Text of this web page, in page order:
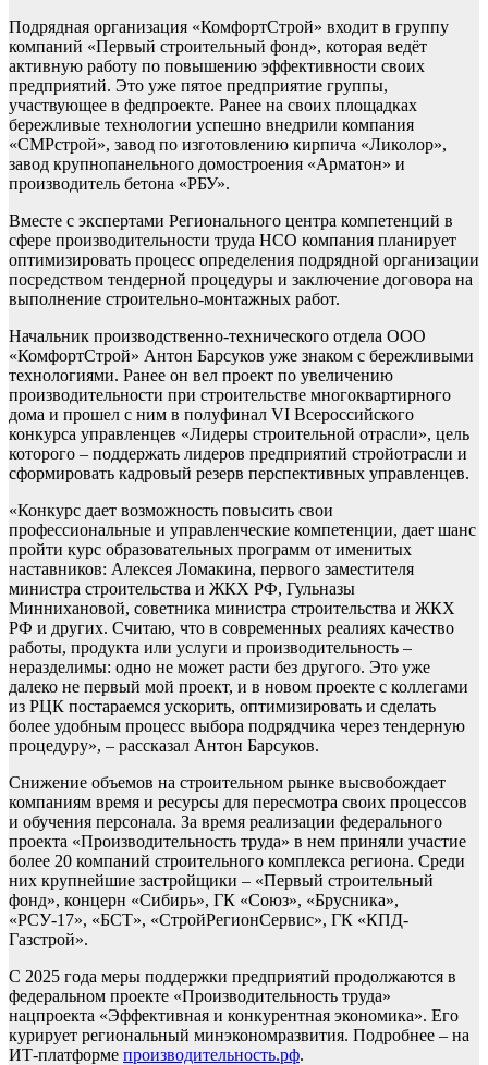
Подрядная организация «КомфортСтрой» входит в группу
компаний «Первый строительный фонд», которая ведёт
активную работу по повышению эффективности своих
предприятий. Это уже пятое предприятие группы,
участвующее в федпроекте. Ранее на своих площадках
бережливые технологии успешно внедрили компания
«СМРстрой», завод по изготовлению кирпича «Ликолор»,
завод крупнопанельного домостроения «Арматон» и
производитель бетона «РБУ».
Вместе с экспертами Регионального центра компетенций в
сфере производительности труда НСО компания планирует
оптимизировать процесс определения подрядной организации
посредством тендерной процедуры и заключение договора на
выполнение строительно-монтажных работ.
Начальник производственно-технического отдела ООО
«КомфортСтрой» Антон Барсуков уже знаком с бережливыми
технологиями. Ранее он вел проект по увеличению
производительности при строительстве многоквартирного
дома и прошел с ним в полуфинал VI Всероссийского
конкурса управленцев «Лидеры строительной отрасли», цель
которого – поддержать лидеров предприятий стройотрасли и
сформировать кадровый резерв перспективных управленцев.
«Конкурс дает возможность повысить свои
профессиональные и управленческие компетенции, дает шанс
пройти курс образовательных программ от именитых
наставников: Алексея Ломакина, первого заместителя
министра строительства и ЖКХ РФ, Гульназы
Миннихановой, советника министра строительства и ЖКХ
РФ и других. Считаю, что в современных реалиях качество
работы, продукта или услуги и производительность –
неразделимы: одно не может расти без другого. Это уже
далеко не первый мой проект, и в новом проекте с коллегами
из РЦК постараемся ускорить, оптимизировать и сделать
более удобным процесс выбора подрядчика через тендерную
процедуру», – рассказал Антон Барсуков.
Снижение объемов на строительном рынке высвобождает
компаниям время и ресурсы для пересмотра своих процессов
и обучения персонала. За время реализации федерального
проекта «Производительность труда» в нем приняли участие
более 20 компаний строительного комплекса региона. Среди
них крупнейшие застройщики – «Первый строительный
фонд», концерн «Сибирь», ГК «Союз», «Брусника»,
«РСУ-17», «БСТ», «СтройРегионСервис», ГК «КПД-
Газстрой».
С 2025 года меры поддержки предприятий продолжаются в
федеральном проекте «Производительность труда»
нацпроекта «Эффективная и конкурентная экономика». Его
курирует региональный минэкономразвития. Подробнее – на
ИТ-платформе производительность.рф.